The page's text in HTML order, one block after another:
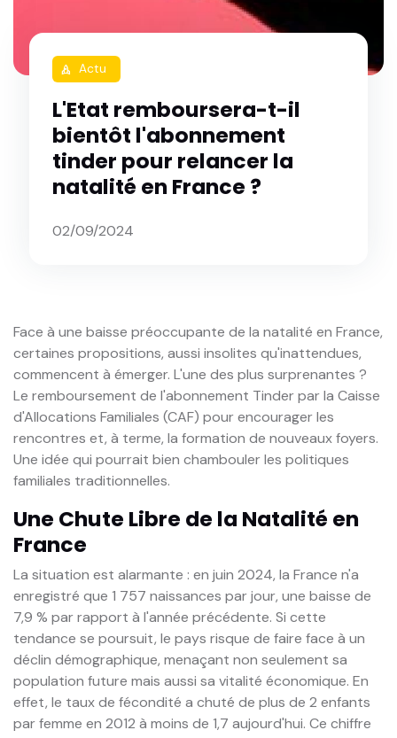
rocket Actu
L'Etat remboursera-t-il
bientôt l'abonnement
tinder pour relancer la
natalité en France ?
02/09/2024
Face à une baisse préoccupante de la natalité en France,
certaines propositions, aussi insolites qu'inattendues,
commencent à émerger. L'une des plus surprenantes ?
Le remboursement de l'abonnement Tinder par la Caisse
d'Allocations Familiales (CAF) pour encourager les
rencontres et, à terme, la formation de nouveaux foyers.
Une idée qui pourrait bien chambouler les politiques
familiales traditionnelles.
Une Chute Libre de la Natalité en
France
La situation est alarmante : en juin 2024, la France n'a
enregistré que 1 757 naissances par jour, une baisse de
7,9 % par rapport à l'année précédente. Si cette
tendance se poursuit, le pays risque de faire face à un
déclin démographique, menaçant non seulement sa
population future mais aussi sa vitalité économique. En
effet, le taux de fécondité a chuté de plus de 2 enfants
par femme en 2012 à moins de 1,7 aujourd'hui. Ce chiffre